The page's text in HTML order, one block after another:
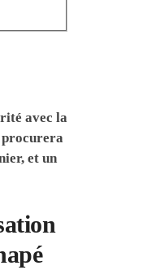
avec la
procurera
et un